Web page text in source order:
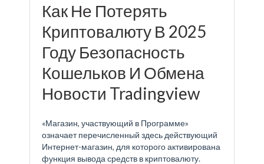
Как Не Потерять
Криптовалюту В 2025
Году Безопасность
Кошельков И Обмена
Новости Tradingview
«Магазин, участвующий в Программе»
означает перечисленный здесь действующий
Интернет-магазин, для которого активирована
функция вывода средств в криптовалюту.